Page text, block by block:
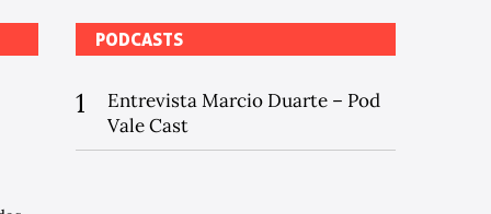
PODCASTS
1
Entrevista Marcio Duarte – Pod
Vale Cast